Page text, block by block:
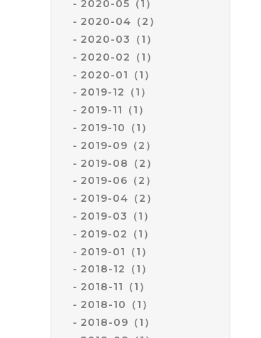
2020-05（1）
2020-04（2）
2020-03（1）
2020-02（1）
2020-01（1）
2019-12（1）
2019-11（1）
2019-10（1）
2019-09（2）
2019-08（2）
2019-06（2）
2019-04（2）
2019-03（1）
2019-02（1）
2019-01（1）
2018-12（1）
2018-11（1）
2018-10（1）
2018-09（1）